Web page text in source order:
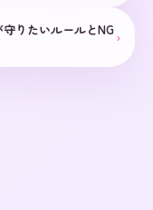
りたいルールとNG›